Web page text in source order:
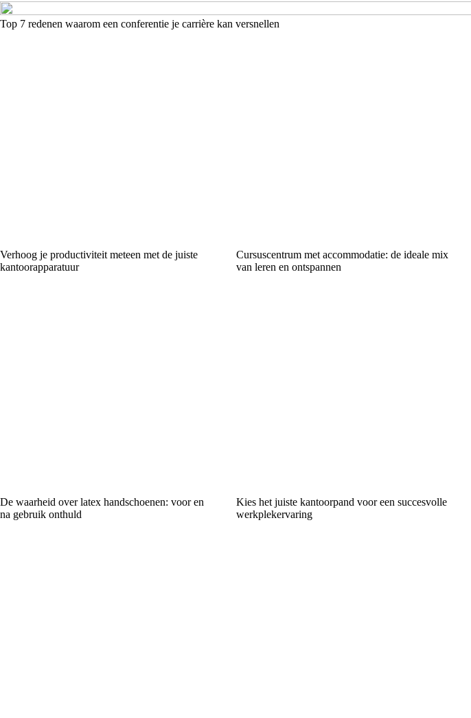
Top 7 redenen waarom een conferentie je carrière kan versnellen
Verhoog je productiviteit meteen met de juiste
kantoorapparatuur
Cursuscentrum met accommodatie: de ideale mix
van leren en ontspannen
De waarheid over latex handschoenen: voor en
na gebruik onthuld
Kies het juiste kantoorpand voor een succesvolle
werkplekervaring